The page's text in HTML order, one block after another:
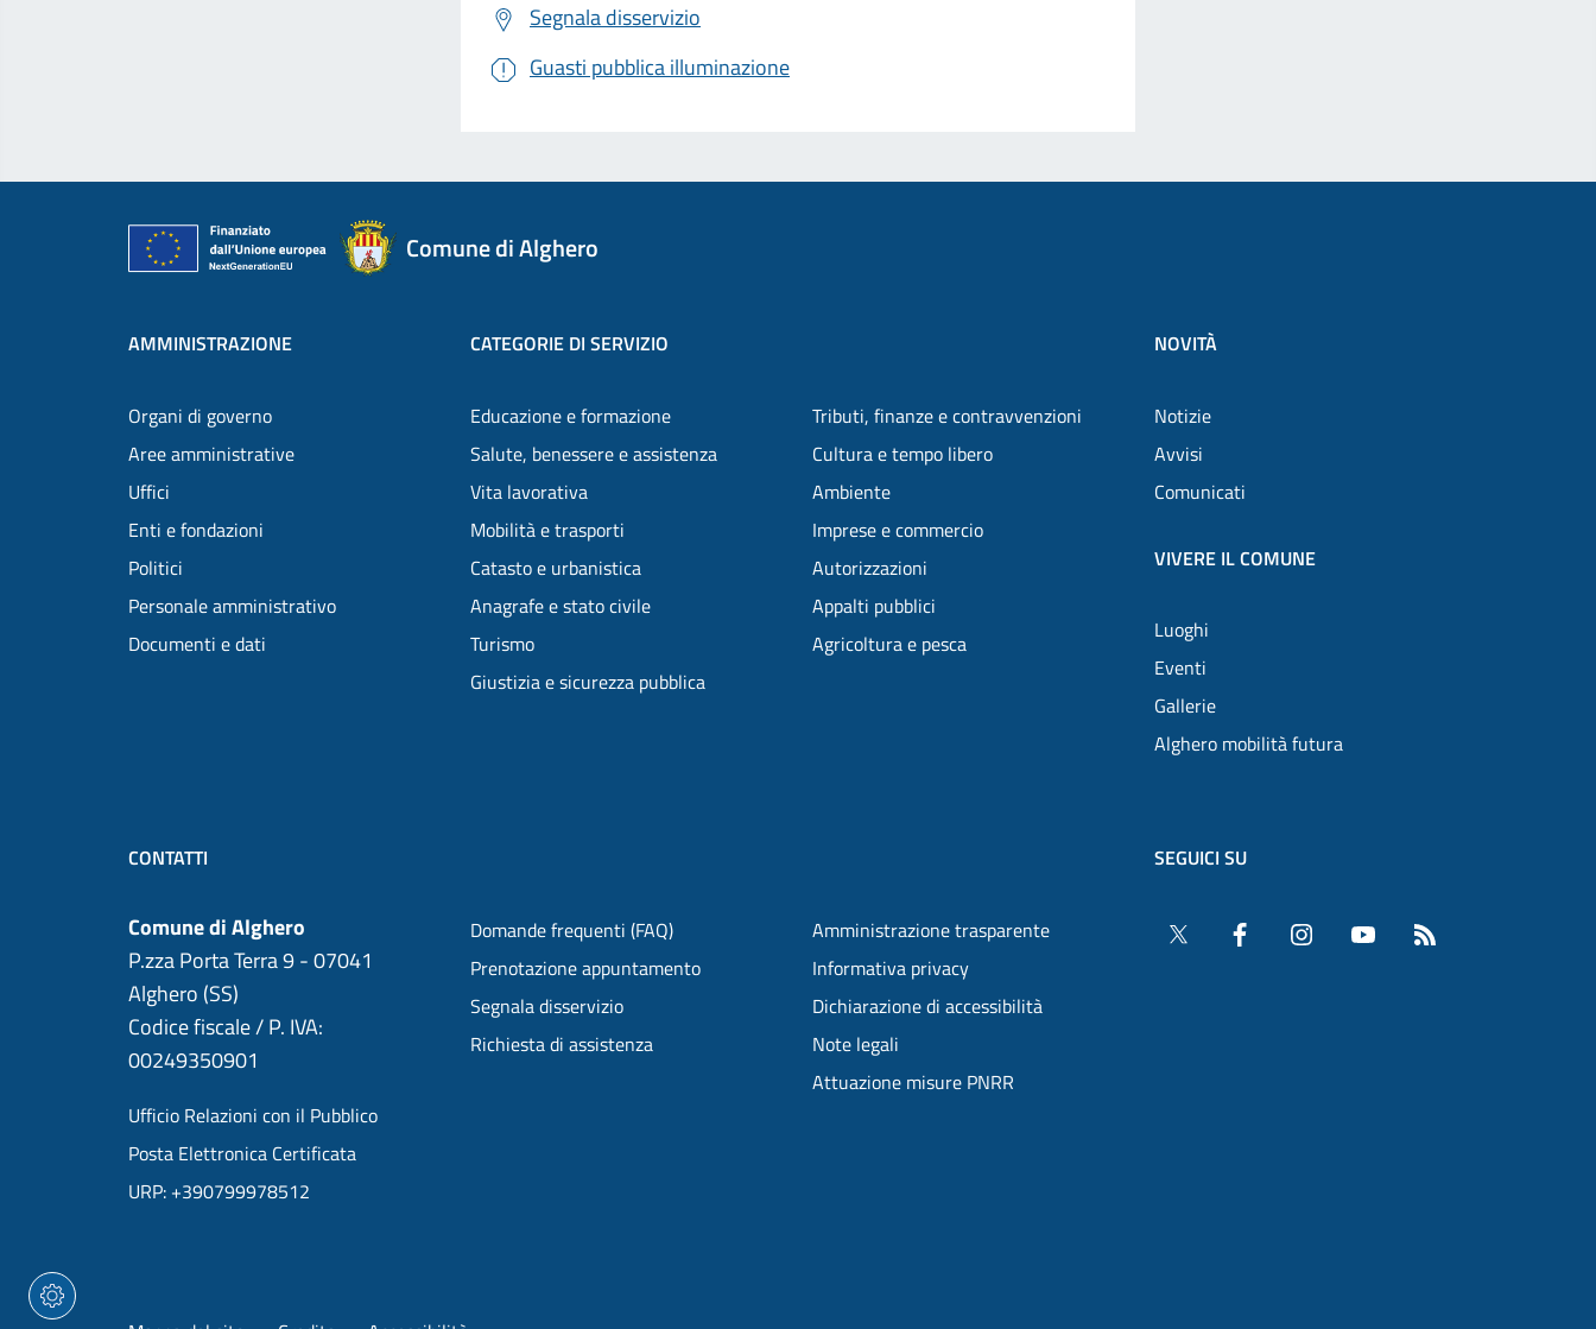
Segnala disservizio
Guasti pubblica illuminazione
Comune di Alghero
AMMINISTRAZIONE
Organi di governo
Aree amministrative
Uffici
Enti e fondazioni
Politici
Personale amministrativo
Documenti e dati
CATEGORIE DI SERVIZIO
Educazione e formazione
Salute, benessere e assistenza
Vita lavorativa
Mobilità e trasporti
Catasto e urbanistica
Anagrafe e stato civile
Turismo
Giustizia e sicurezza pubblica
Tributi, finanze e contravvenzioni
Cultura e tempo libero
Ambiente
Imprese e commercio
Autorizzazioni
Appalti pubblici
Agricoltura e pesca
NOVITÀ
Notizie
Avvisi
Comunicati
VIVERE IL COMUNE
Luoghi
Eventi
Gallerie
Alghero mobilità futura
CONTATTI
Comune di Alghero
P.zza Porta Terra 9 - 07041
Alghero (SS)
Codice fiscale / P. IVA:
00249350901
Ufficio Relazioni con il Pubblico
Posta Elettronica Certificata
URP: +390799978512
Domande frequenti (FAQ)
Prenotazione appuntamento
Segnala disservizio
Richiesta di assistenza
Amministrazione trasparente
Informativa privacy
Dichiarazione di accessibilità
Note legali
Attuazione misure PNRR
SEGUICI SU
Twitter Facebook InstagramYouTube